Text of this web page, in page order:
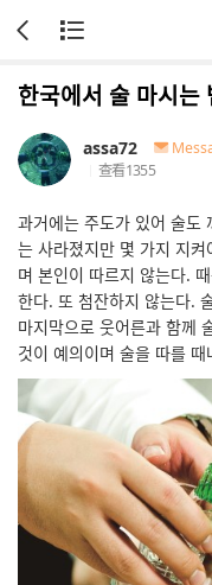
한국에서 술 마시는
assa72
查看1355
과거에는 주도가 있어 술도
는 사라졌지만 몇 가지 지
며 본인이 따르지 않는다.
한다. 또 첨잔하지 않는다.
마지막으로 웃어른과 함께
것이 예의이며 술을 따를